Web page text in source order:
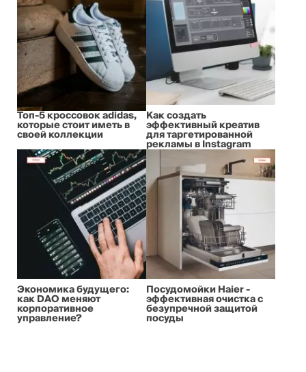
Топ-5 кроссовок adidas,
которые стоит иметь в
своей коллекции
Как создать
эффективный креатив
для таргетированной
рекламы в Instagram
Экономика будущего:
как DAO меняют
корпоративное
управление?
Посудомойки Haier -
эффективная очистка с
безупречной защитой
посуды